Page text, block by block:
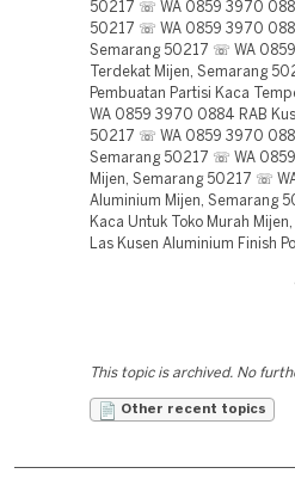
50217 ☏ WA 0859 3970
50217 ☏ WA 0859 3970
Semarang 50217 ☏ WA
Terdekat Mijen, Semarang
Pembuatan Partisi Kaca
WA 0859 3970 0884 RAB
50217 ☏ WA 0859 3970
Semarang 50217 ☏ WA
Mijen, Semarang 50217 ☏
Aluminium Mijen, Semarang
Kaca Untuk Toko Murah
Las Kusen Aluminium Finish
This topic is archived. No
Other recent topics